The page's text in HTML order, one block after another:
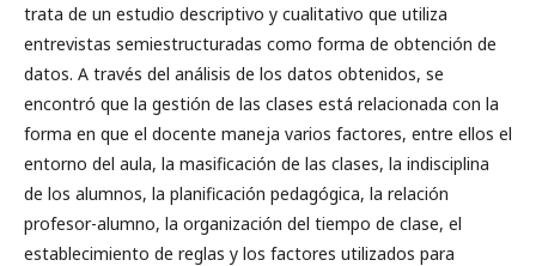
trata de un estudio descriptivo y cualitativo que utiliza
entrevistas semiestructuradas como forma de obtención de
datos. A través del análisis de los datos obtenidos, se
encontró que la gestión de las clases está relacionada con la
forma en que el docente maneja varios factores, entre ellos el
entorno del aula, la masificación de las clases, la indisciplina
de los alumnos, la planificación pedagógica, la relación
profesor-alumno, la organización del tiempo de clase, el
establecimiento de reglas y los factores utilizados para